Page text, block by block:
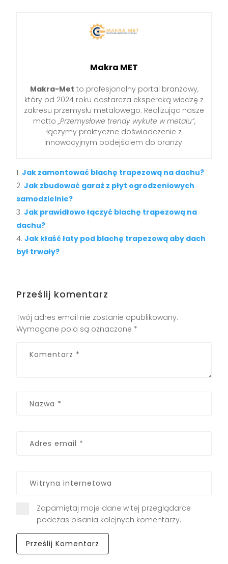
Makra MET
Makra-Met to profesjonalny portal branżowy,
który od 2024 roku dostarcza ekspercką wiedzę z
zakresu przemysłu metalowego. Realizując nasze
motto„Przemysłowe trendy wykute w metalu”,
łączymy praktyczne doświadczenie z
innowacyjnym podejściem do branży.
Jak zamontować blachę trapezową na dachu?
Jak zbudować garaż z płyt ogrodzeniowych
samodzielnie?
Jak prawidłowo łączyć blachę trapezową na
dachu?
Jak kłaść łaty pod blachę trapezową aby dach
był trwały?
Prześlij komentarz
Twój adres email nie zostanie opublikowany.
Wymagane pola są oznaczone *
Zapamiętaj moje dane w tej przeglądarce
podczas pisania kolejnych komentarzy.